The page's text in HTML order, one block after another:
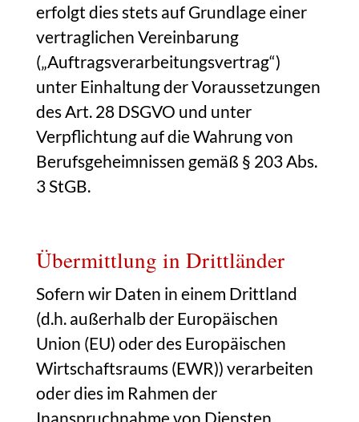
erfolgt dies stets auf Grundlage einer
vertraglichen Vereinbarung
(„Auftragsverarbeitungsvertrag“)
unter Einhaltung der Voraussetzungen
des Art. 28 DSGVO und unter
Verpflichtung auf die Wahrung von
Berufsgeheimnissen gemäß § 203 Abs.
3 StGB.
Übermittlung in Drittländer
Sofern wir Daten in einem Drittland
(d.h. außerhalb der Europäischen
Union (EU) oder des Europäischen
Wirtschaftsraums (EWR)) verarbeiten
oder dies im Rahmen der
Inanspruchnahme von Diensten